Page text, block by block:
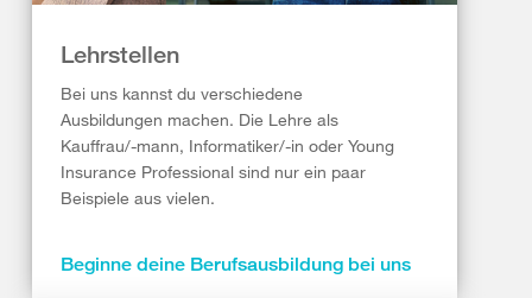
Lehrstellen
Bei uns kannst du verschiedene
Ausbildungen machen. Die Lehre als
Kauffrau/-mann, Informatiker/-in oder Young
Insurance Professional sind nur ein paar
Beispiele aus vielen.
Beginne deine Berufsausbildung bei uns